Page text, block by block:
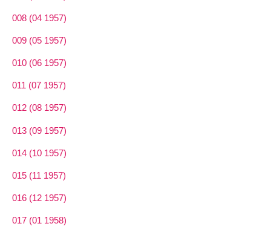
008 (04 1957)
009 (05 1957)
010 (06 1957)
011 (07 1957)
012 (08 1957)
013 (09 1957)
014 (10 1957)
015 (11 1957)
016 (12 1957)
017 (01 1958)